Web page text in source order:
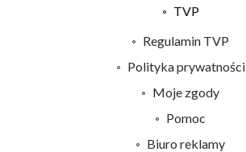
TVP
Centrum informacji TVP
Naziemna Telewizja Cyfrowa
Regulamin TVP
Polityka prywatności
Moje zgody
Pomoc
Biuro reklamy